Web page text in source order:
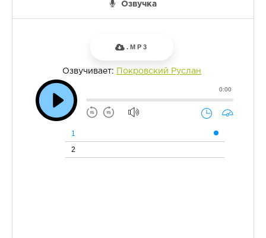
Озвучка
.MP3
Озвучивает: Покровский Руслан
0:00
1
2